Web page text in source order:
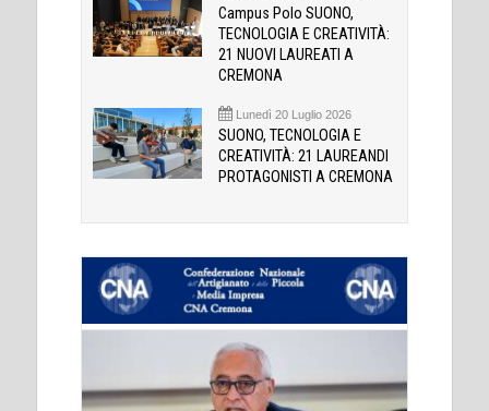
Campus Polo SUONO,
TECNOLOGIA E CREATIVITÀ:
21 NUOVI LAUREATI A
CREMONA
Lunedì 20 Luglio 2026
SUONO, TECNOLOGIA E
CREATIVITÀ: 21 LAUREANDI
PROTAGONISTI A CREMONA